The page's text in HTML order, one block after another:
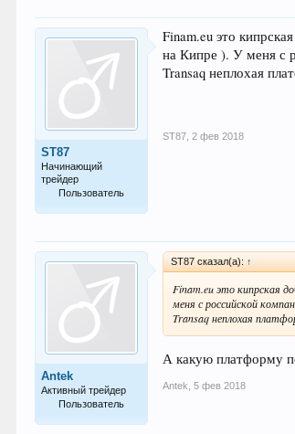
ST87
Начинающий
трейдер
Пользователь
Finam.eu это
на Кипре ). У меня с
Transaq неплохая
ST87 2 фев 2018
Antek
Активный трейдер
Пользователь
ST87 сказал(а): ↑
Finam.eu это кипрская
меня с российской
Transaq неплохая
А какую платформу
Antek 5 фев 2018